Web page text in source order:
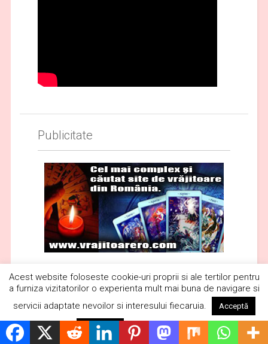
Publicitate
Acest website foloseste cookie-uri proprii si ale tertilor pentru
a furniza vizitatorilor o experienta mult mai buna de navigare si
servicii adaptate nevoilor si interesului fiecaruia.
Acceptă
Respinge Citește mai mult